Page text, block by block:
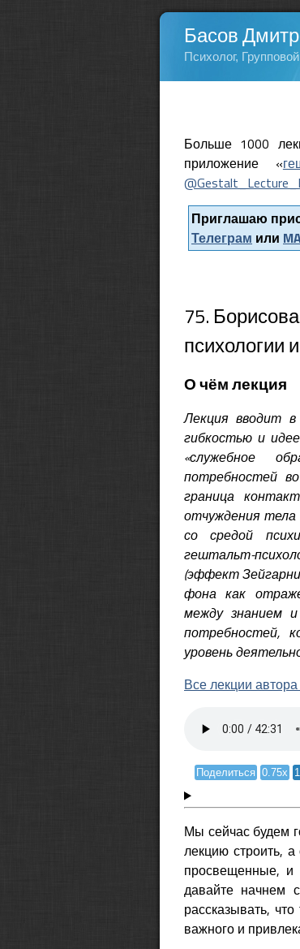
Басов
Психолог,
Больше 1000
приложение «
Приглашаю
Телеграм или
75.
психологии
О чём лекция
Лекция вводит
гибкостью и
«служебное
потребностей
граница
отчуждения тела
со средой
гештальт-
(эффект
фона как
между знанием и
потребностей,
уровень
Все лекции
Поделиться 0.75x
Мы сейчас будем
лекцию строить,
просвещенные, и
давайте начнем
рассказывать,
важного и